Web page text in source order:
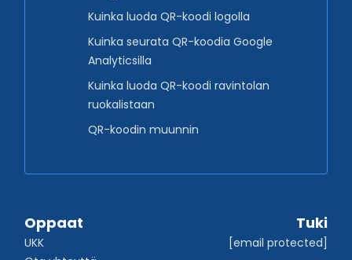
Kuinka luoda QR-koodi logolla
Kuinka seurata QR-koodia Google
Analyticsilla
Kuinka luoda QR-koodi ravintolan
ruokalistaan
QR-koodin muunnin
Oppaat
UKK
Tuki
[email protected]